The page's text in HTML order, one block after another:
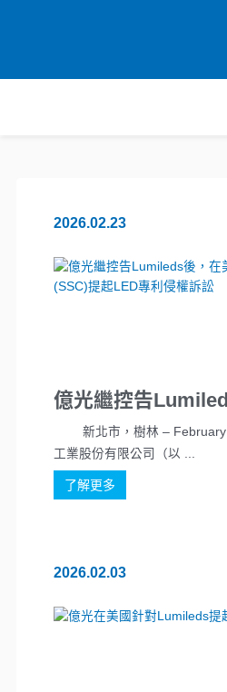
2026.02.23
億光繼控告
新北市，樹林 – February
工業股份有限公司（以 ...
了解更多
2026.02.03